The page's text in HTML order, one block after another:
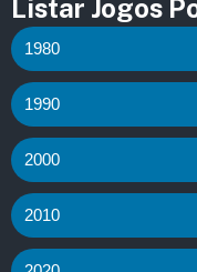
Listar Jogos
1980
1990
2000
2010